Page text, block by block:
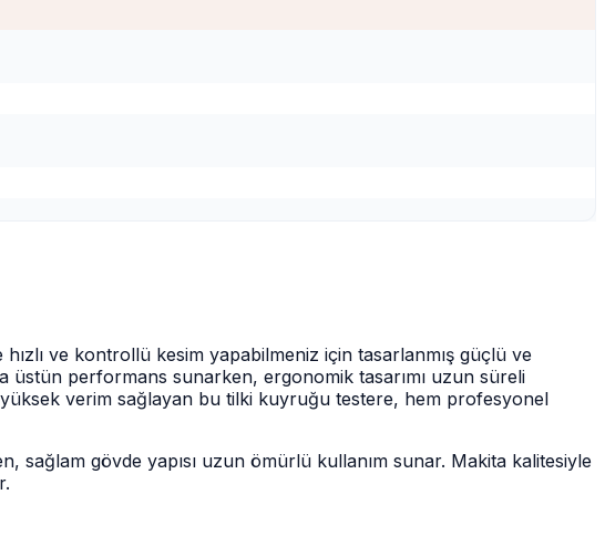
ve kontrollü kesim yapabilmeniz için tasarlanmış güçlü ve
üstün performans sunarken, ergonomik tasarımı uzun süreli
yüksek verim sağlayan bu tilki kuyruğu testere, hem profesyonel
sağlam gövde yapısı uzun ömürlü kullanım sunar. Makita kalitesiyle